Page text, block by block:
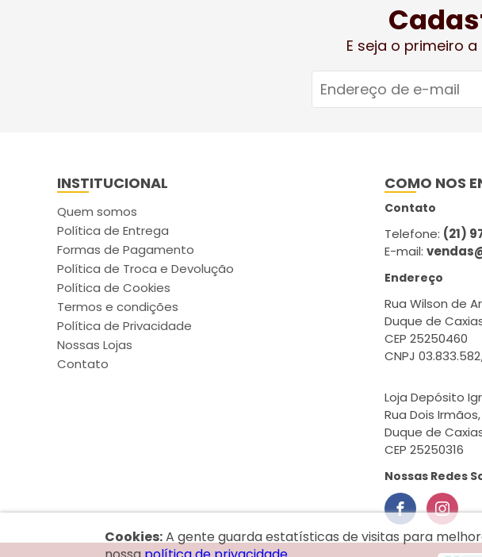
E seja o primeiro
INSTITUCIONAL
Quem somos
Política de Entrega
Formas de Pagamento
Política de Troca e Devolução
Política de Cookies
Termos e condições
Política de Privacidade
Nossas Lojas
Contato
COMO NOS
Contato
Telefone: (21)
E-mail:
Endereço
Rua Wilson de
Duque de
CEP 25250460
CNPJ
Loja Depósito
Rua Dois
Duque de
CEP 25250316
Nossas Redes
Cookies:A gente guarda estatísticas de visitas para